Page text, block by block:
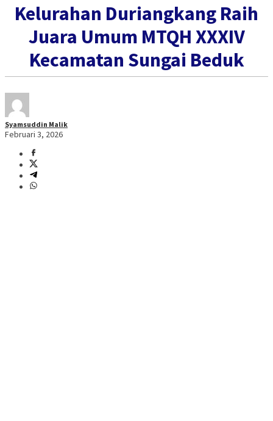
Kelurahan Duriangkang Raih
Juara Umum MTQH XXXIV
Kecamatan Sungai Beduk
Syamsuddin Malik
Februari 3, 2026